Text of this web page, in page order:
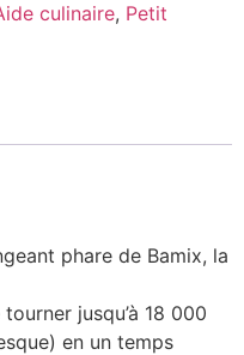
culinaire, Petit
phare de Bamix, la
jusqu’à 18 000
en un temps